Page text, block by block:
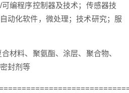
编程序控制器及技术；传感器技
动化软件，微处理；技术研究；服
材料、聚氨酯、涂层、聚合物、
封剂等